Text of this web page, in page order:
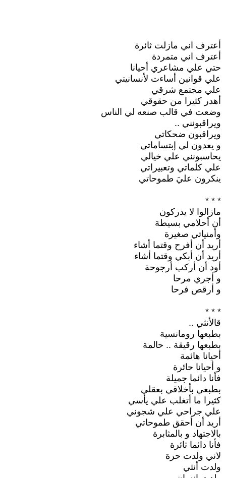
أعترف اني مازلت ثائرة
أعترف اني متمردة
حتي علي مشاعري أحيانا
علي قوانين أساءت لأنسانيتي
علي مجتمع شرقي
أهدر كثيرا من حقوقي
وضعت في قالب صنعه لي الناس
ويراقبونني ..
ويراقبون ضحكاتي
و يعدون لي إبتساماتي
يحاسبونني علي خيالي
علي كلماتي وتعبيراتي
ينكرون عليَ طموحاتي
* * *
مازالوا لا يدركون
أن أحلامي بسيطة
وأمنياتي صغيرة
أريد أن أفرح وقتما أشاء
أريد أن أبكي وقتما أشاء
أود أن أركب أرجوحة
و أجري مرحا
و أرقص فرحا
* * *
قالأنثي ..
بطبعها رومانسية
بطبعها رقيقة .. حالمة
أحيانا هائمة
و أحيانا حائرة
فأنا دائما جميلة
بطبعي بأخلاقي بعقلي
كثيرا ما أتغلب علي يأسي
علي جراحي علي شجوني
أريد أن أحقق طموحاتي
بالاجتهاد و بالمثابرة
فأنا دائما ثائرة
لاني ولدت حرة
ولدت أنثي